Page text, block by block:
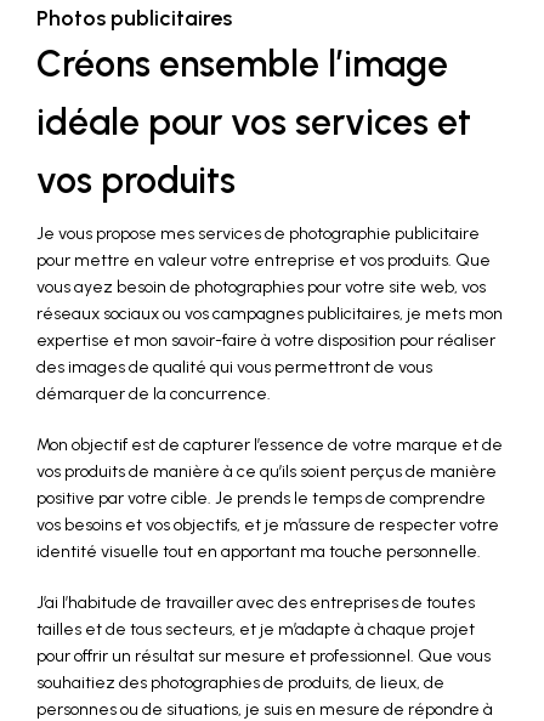
Photos publicitaires
Créons ensemble l’image
idéale pour vos services et
vos produits
Je vous propose mes services de photographie publicitaire
pour mettre en valeur votre entreprise et vos produits. Que
vous ayez besoin de photographies pour votre site web, vos
réseaux sociaux ou vos campagnes publicitaires, je mets mon
expertise et mon savoir-faire à votre disposition pour réaliser
des images de qualité qui vous permettront de vous
démarquer de la concurrence.
Mon objectif est de capturer l’essence de votre marque et de
vos produits de manière à ce qu’ils soient perçus de manière
positive par votre cible. Je prends le temps de comprendre
vos besoins et vos objectifs, et je m’assure de respecter votre
identité visuelle tout en apportant ma touche personnelle.
J’ai l’habitude de travailler avec des entreprises de toutes
tailles et de tous secteurs, et je m’adapte à chaque projet
pour offrir un résultat sur mesure et professionnel. Que vous
souhaitiez des photographies de produits, de lieux, de
personnes ou de situations, je suis en mesure de répondre à